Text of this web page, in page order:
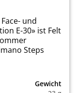
und
E-30» ist Felt
Steps
Gewicht